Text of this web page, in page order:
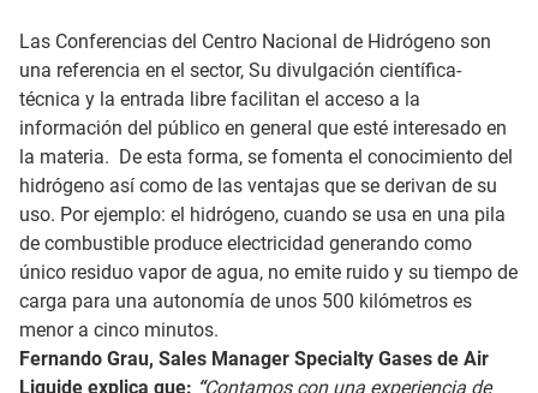
Las Conferencias del Centro Nacional de Hidrógeno son
una referencia en el sector, Su divulgación científica-
técnica y la entrada libre facilitan el acceso a la
información del público en general que esté interesado en
la materia. De esta forma, se fomenta el conocimiento del
hidrógeno así como de las ventajas que se derivan de su
uso. Por ejemplo: el hidrógeno, cuando se usa en una pila
de combustible produce electricidad generando como
único residuo vapor de agua, no emite ruido y su tiempo de
carga para una autonomía de unos 500 kilómetros es
menor a cinco minutos.
Fernando Grau, Sales Manager Specialty Gases de Air
Liquide explica que: “Contamos con una experiencia de